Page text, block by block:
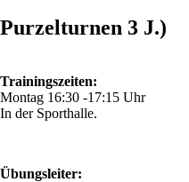
Purzelturnen 3 J.)
Trainingszeiten:
Montag 16:30 -17:15 Uhr
In der Sporthalle.
Übungsleiter: